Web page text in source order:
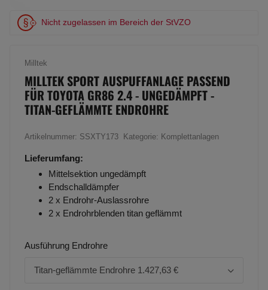
Nicht zugelassen im Bereich der StVZO
Milltek
MILLTEK SPORT AUSPUFFANLAGE PASSEND
FÜR TOYOTA GR86 2.4 - UNGEDÄMPFT -
TITAN-GEFLÄMMTE ENDROHRE
Artikelnummer: SSXTY173 Kategorie: Komplettanlagen
Lieferumfang:
Mittelsektion ungedämpft
Endschalldämpfer
2 x Endrohr-Auslassrohre
2 x Endrohrblenden titan geflämmt
Ausführung Endrohre
Titan-geflämmte Endrohre 1.427,63 €